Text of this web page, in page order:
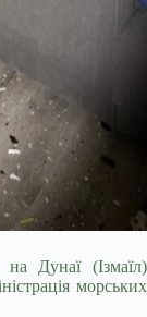
Дунаї (Ізмаїл)
морських